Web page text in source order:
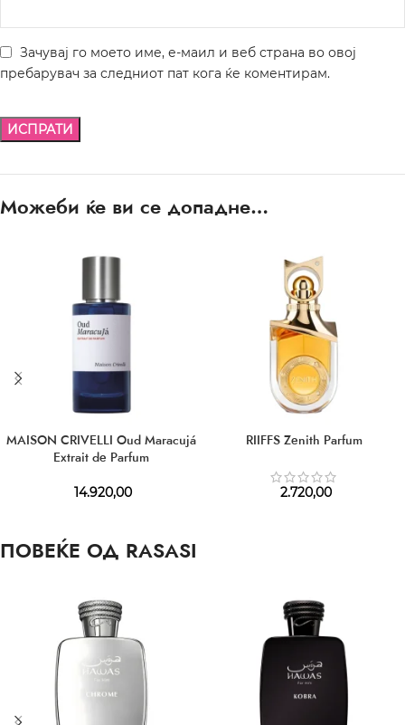
Зачувај го моето име, е-маил и веб страна во овој
пребарувач за следниот пат кога ќе коментирам.
Можеби ќе ви се допадне…
MAISON CRIVELLI Oud Maracujá
Extrait de Parfum
14.920,00
RIIFFS Zenith Parfum
2.720,00
ПОВЕЌЕ ОД RASASI